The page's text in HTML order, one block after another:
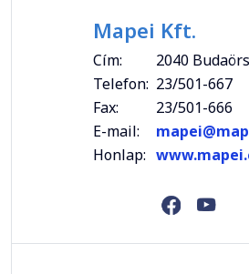
Mapei Kft.
Cím:
2040
Telefon: 23/501-667
Fax:
23/501-666
E-mail:
Honlap: